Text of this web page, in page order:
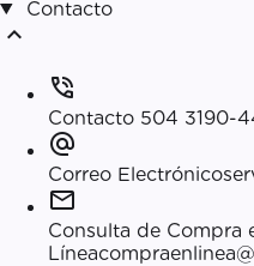
Contacto
expand_less
phone_in_talk
Contacto 504 3190-
alternate_email
Correo Electrónico
mail
Consulta de Compra
Línea